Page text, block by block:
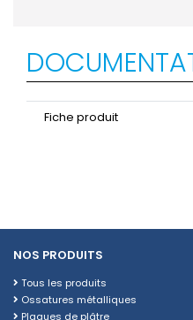
Fiche produit
NOS PRODUITS
Tous les produits
Ossatures métalliques
Plaques de plâtre